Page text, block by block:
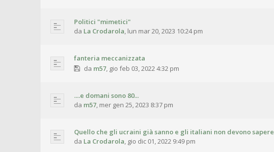
Politici "mimetici"
da La Crodarola, lun mar 20, 2023 10:24 pm
fanteria meccanizzata
da m57, gio feb 03, 2022 4:32 pm
....e domani sono 80...
da m57, mer gen 25, 2023 8:37 pm
Quello che gli ucraini già sanno e gli italiani non devono sapere
da La Crodarola, gio dic 01, 2022 9:49 pm